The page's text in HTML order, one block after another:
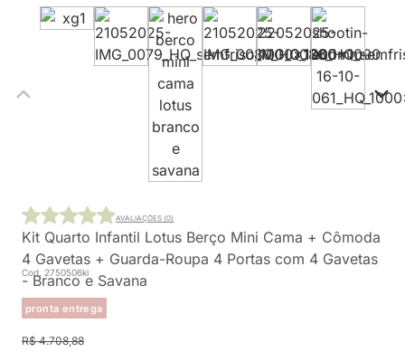
Kit Quarto Infantil Lotus Berço Mini Cama + Cômoda
4 Gavetas + Guarda-Roupa 4 Portas com 4 Gavetas
- Branco e Savana
Cod. 2750506ki
pronta entrega
AVALIAÇÕES (0)
R$ 4.708,88